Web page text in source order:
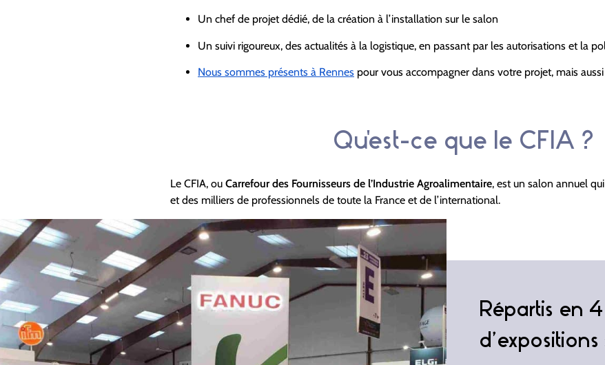
Un chef de projet dédié, de la création à l’installation sur le salon
Un suivi rigoureux, des actualités à la logistique, en passant par les autorisations et la
Nous sommes présents à Rennes pour vous accompagner dans votre projet, mais
Qu'est-ce que le CFIA ?
Le CFIA, ou Carrefour des Fournisseurs de l’Industrie Agroalimentaire, est un salon annuel
et des milliers de professionnels de toute la France et de l’international.
Répartis en
d’expositions